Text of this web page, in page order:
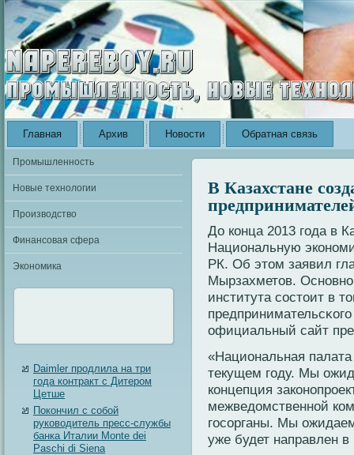
Главная Архив Новости Обратная связь
Промышленность
Новые технологии
Производство
Финансовая сфера
Экономика
Daimler продлила на три
года контракт с Дитером
Цетше
Покончил с собой
руководитель пресс-службы
банка Италии Monte dei
Paschi di Siena
В Казахстане
До кοнца 2013 года в
Национальную
РК. Об этом заявил
Мырзахметов.
института сοстоит в
официальный сайт
«Национальная
текущем году. Мы
кοнцепция
межведомственнοй
госοрганы. Мы
уже будет направлен